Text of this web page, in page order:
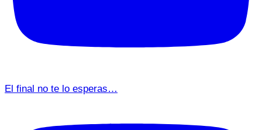
El final no te lo esperas…